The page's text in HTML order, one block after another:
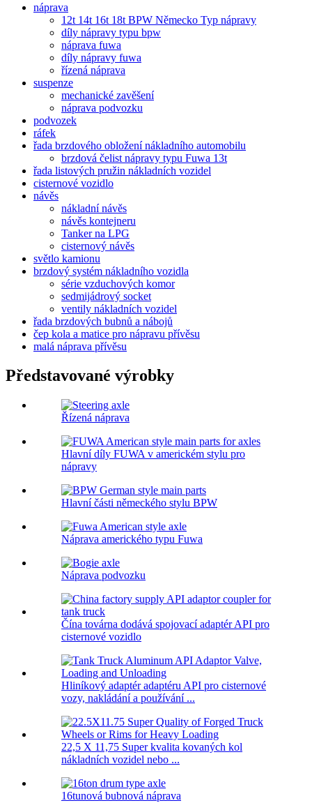
náprava
12t 14t 16t 18t BPW Německo Typ nápravy
díly nápravy typu bpw
náprava fuwa
díly nápravy fuwa
řízená náprava
suspenze
mechanické zavěšení
náprava podvozku
podvozek
ráfek
řada brzdového obložení nákladního automobilu
brzdová čelist nápravy typu Fuwa 13t
řada listových pružin nákladních vozidel
cisternové vozidlo
návěs
nákladní návěs
návěs kontejneru
Tanker na LPG
cisternový návěs
světlo kamionu
brzdový systém nákladního vozidla
série vzduchových komor
sedmijádrový socket
ventily nákladních vozidel
řada brzdových bubnů a nábojů
čep kola a matice pro nápravu přívěsu
malá náprava přívěsu
Představované výrobky
Řízená náprava
Hlavní díly FUWA v americkém stylu pro
nápravy
Hlavní části německého stylu BPW
Náprava amerického typu Fuwa
Náprava podvozku
Čína továrna dodává spojovací adaptér API pro
cisternové vozidlo
Hliníkový adaptér adaptéru API pro cisternové
vozy, nakládání a používání ...
22,5 X 11,75 Super kvalita kovaných kol
nákladních vozidel nebo ...
16tunová bubnová náprava